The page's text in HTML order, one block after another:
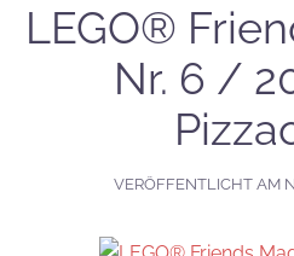
LEGO®
Nr. 6 /
VERÖFFENTLICHT AM